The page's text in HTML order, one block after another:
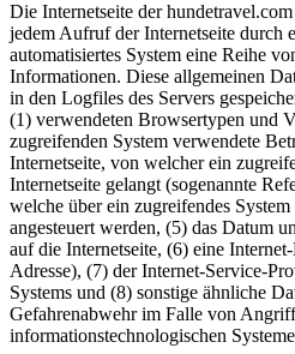
Die Internetseite der
jedem Aufruf der Internetseite durch
automatisiertes System eine Reihe
Informationen. Diese allgemeinen
in den Logfiles des Servers
(1) verwendeten Browsertypen und
zugreifenden System verwendete
Internetseite, von welcher ein
Internetseite gelangt (sogenannte
welche über ein zugreifendes
angesteuert werden, (5) das Datum
auf die Internetseite, (6) eine
Adresse), (7) der Internet-Service-
Systems und (8) sonstige ähnliche
Gefahrenabwehr im Falle von
informationstechnologischen